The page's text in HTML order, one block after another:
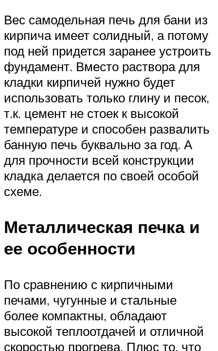
Вес самодельная печь для бани из
кирпича имеет солидный, а потому
под ней придется заранее устроить
фундамент. Вместо раствора для
кладки кирпичей нужно будет
использовать только глину и песок,
т.к. цемент не стоек к высокой
температуре и способен развалить
банную печь буквально за год. А
для прочности всей конструкции
кладка делается по своей особой
схеме.
Металлическая печка и
ее особенности
По сравнению с кирпичными
печами, чугунные и стальные
более компактны, обладают
высокой теплоотдачей и отличной
скоростью прогрева. Плюс то, что